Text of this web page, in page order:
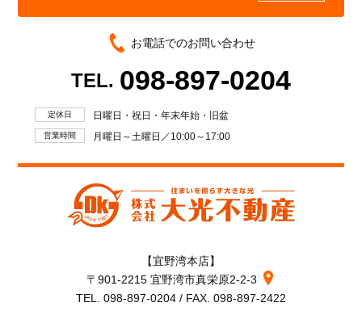
お電話でのお問い合わせ
TEL. 098-897-0204
定休日 日曜日・祝日・年末年始・旧盆
営業時間 月曜日～土曜日／10:00～17:00
【宜野湾本店】
〒901-2215 宜野湾市真栄原2-2-3
TEL. 098-897-0204 / FAX. 098-897-2422